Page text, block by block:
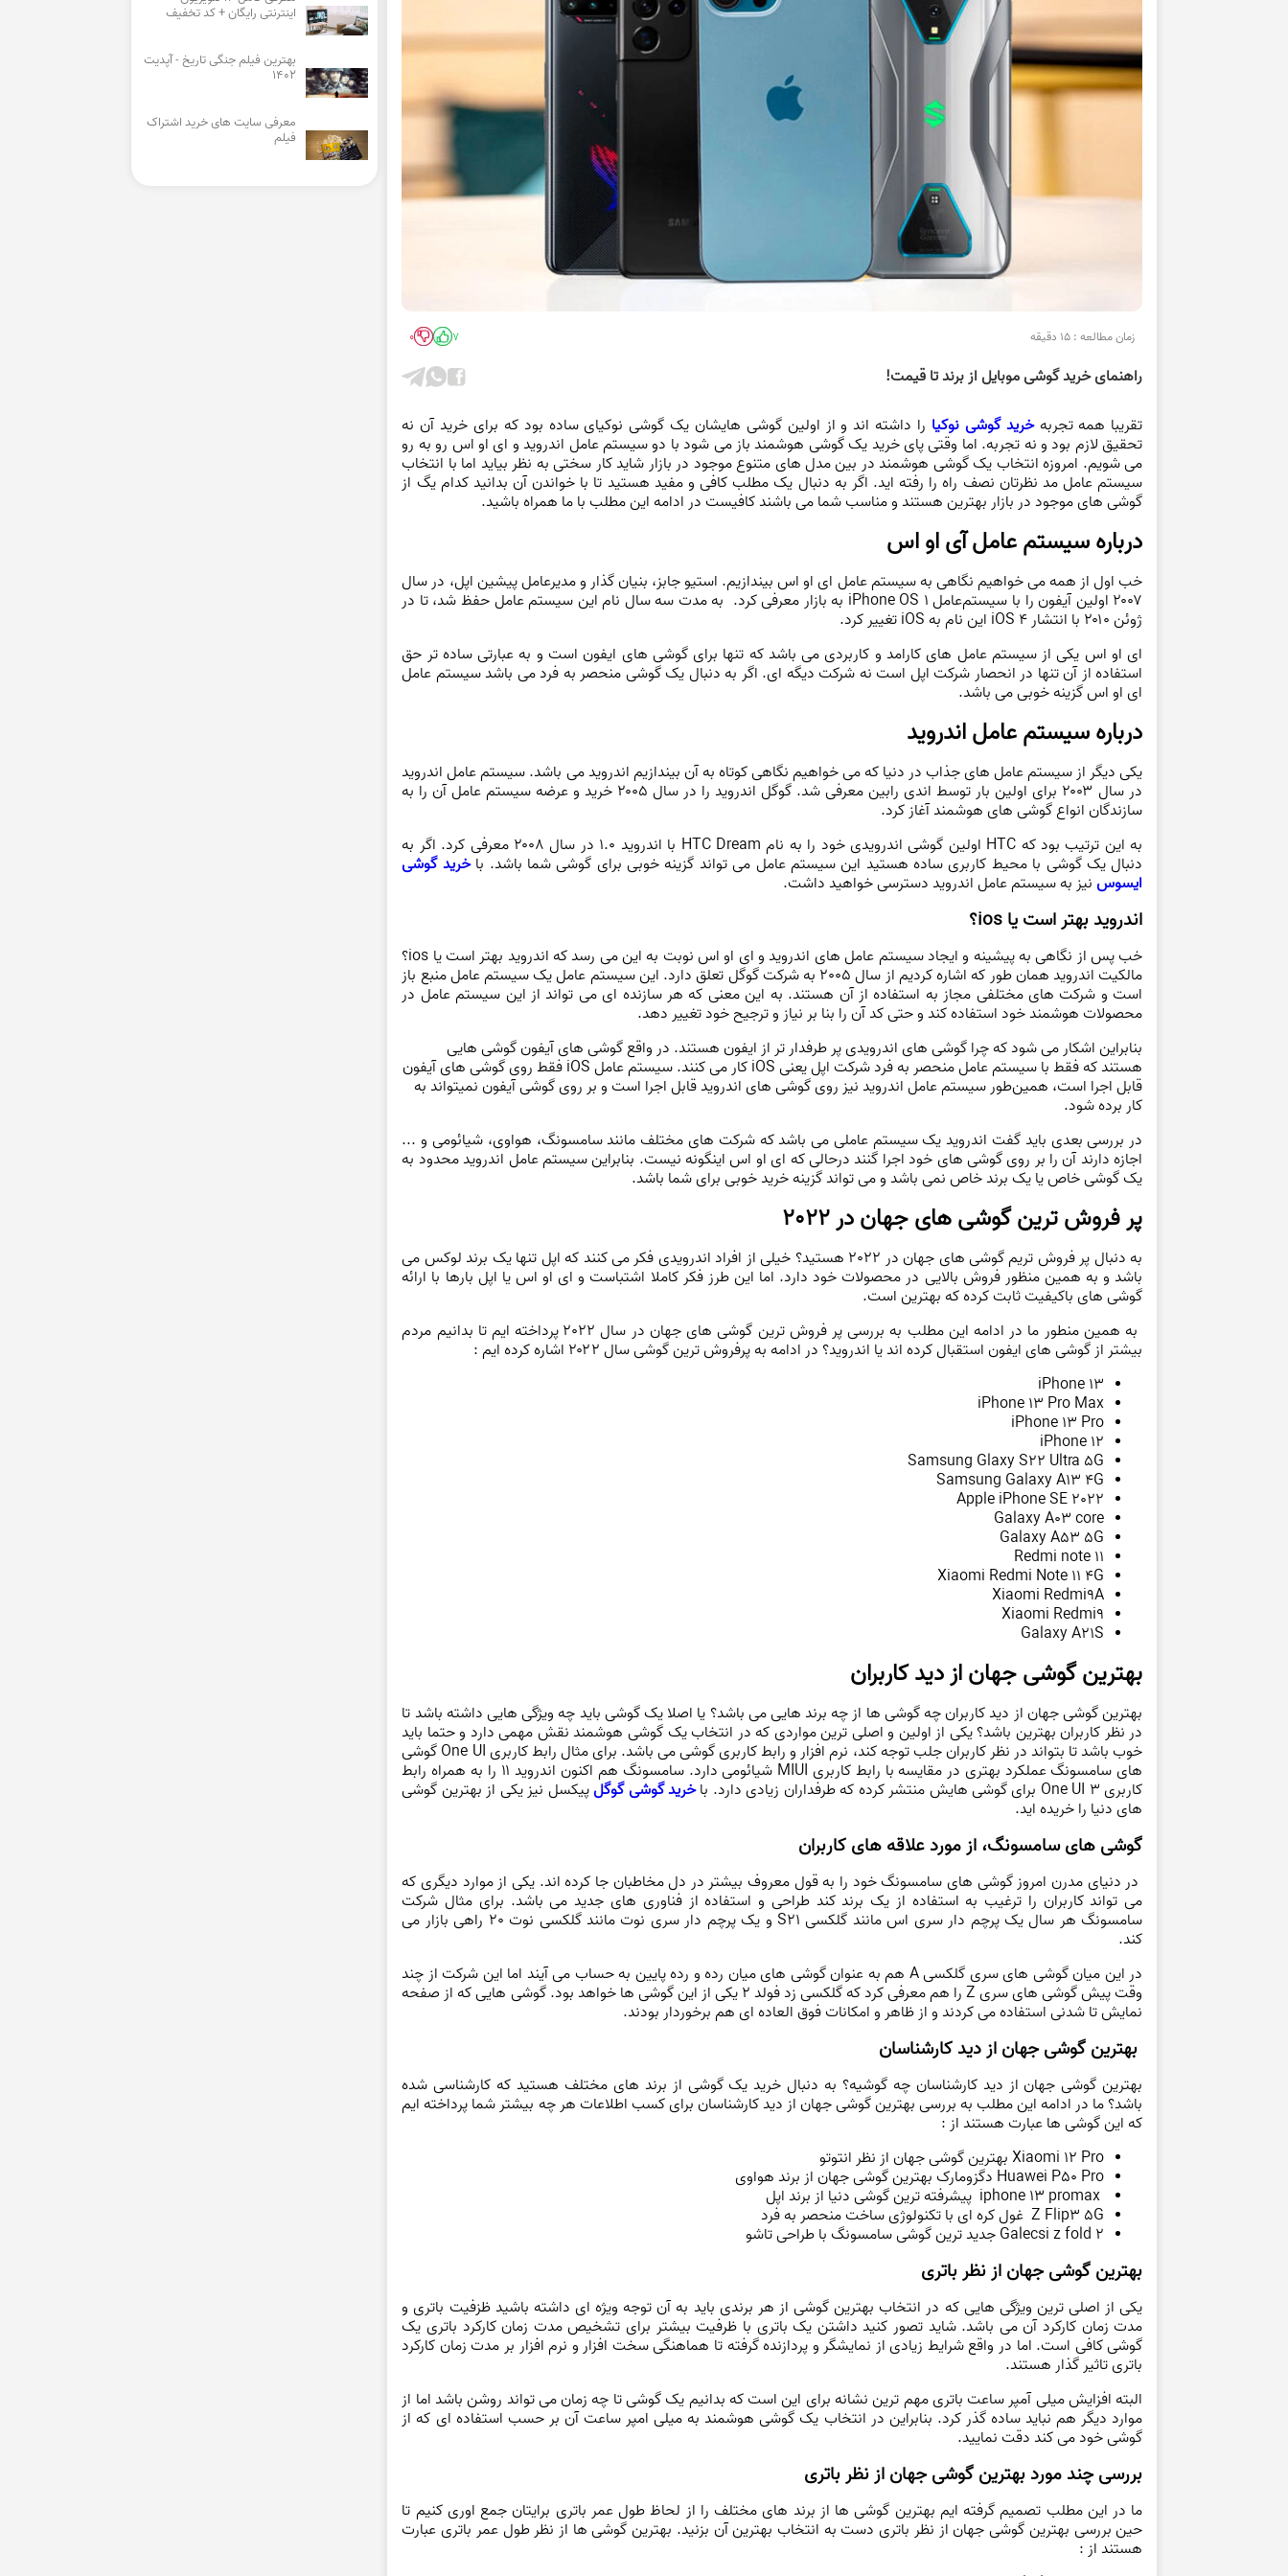
زمان مطالعه : 15 دقیقه 7
0
راهنمای خرید گوشی موبایل از برند تا قیمت!
تقریبا همه تجربهخرید گوشی نوکیا را داشته اند و از اولین گوشی هایشان یک گوشی نوکیای ساده بود که برای خرید آن نه
تحقیق لازم بود و نه تجربه. اما وقتی پای خرید یک گوشی هوشمند باز می شود با دو سیستم عامل اندروید و ای او اس رو به رو
می شویم. امروزه انتخاب یک گوشی هوشمند در بین مدل های متنوع موجود در بازار شاید کار سختی به نظر بیاید اما با انتخاب
سیستم عامل مد نظرتان نصف راه را رفته اید. اگر به دنبال یک مطلب کافی و مفید هستید تا با خواندن آن بدانید کدام یگ از
گوشی های موجود در بازار بهترین هستند و مناسب شما می باشند کافیست در ادامه این مطلب با ما همراه باشید.
درباره سیستم عامل آی او اس
خب اول از همه می خواهیم نگاهی به سیستم عامل ای او اس بیندازیم. استیو جابز، بنیان‌ گذار و مدیرعامل پیشین اپل، در سال
۲۰۰۷ اولین آیفون را با سیستم‌عامل iPhone OS 1 به بازار معرفی کرد. به مدت سه سال نام این سیستم‌ عامل حفظ شد، تا در
ژوئن ۲۰۱۰ با انتشار iOS 4 این نام به iOS تغییر کرد.
ای او اس یکی از سیستم عامل های کارامد و کاربردی می باشد که تنها برای گوشی های ایفون است و به عبارتی ساده تر حق
استفاده از آن تنها در انحصار شرکت اپل است نه شرکت دیگه ای. اگر به دنبال یک گوشی منحصر به فرد می باشد سیستم عامل
ای او اس گزینه خوبی می باشد.
درباره سیستم عامل اندروید
یکی دیگر از سیستم عامل های جذاب در دنیا که می خواهیم نگاهی کوتاه به آن بیندازیم اندروید می باشد. سیستم ‌عامل اندروید
در سال ۲۰۰۳ برای اولین بار توسط اندی رابین معرفی شد. گوگل اندروید را در سال ۲۰۰۵ خرید و عرضه سیستم عامل آن را به
سازندگان انواع گوشی‌ های هوشمند آغاز کرد.
به این ترتیب بود که HTC اولین گوشی اندرویدی خود را به نام HTC Dream با اندروید 1.0 در سال ۲۰۰۸ معرفی کرد. اگر به
دنبال یک گوشی با محیط کاربری ساده هستید این سیستم عامل می تواند گزینه خوبی برای گوشی شما باشد. باخرید گوشی
ایسوس نیز به سیستم عامل اندروید دسترسی خواهید داشت.
اندروید بهتر است یا ios؟
خب پس از نگاهی به پیشینه و ایجاد سیستم عامل های اندروید و ای او اس نوبت به این می رسد که اندروید بهتر است یا ios؟
مالکیت اندروید همان طور که اشاره کردیم از سال 2005 به شرکت گوگل تعلق دارد. این سیستم عامل یک سیستم عامل منبع باز
است و شرکت های مختلفی مجاز به استفاده از آن هستند. به این معنی که هر سازنده ‌ای می ‌تواند از این سیستم‌ عامل در
محصولات هوشمند خود استفاده کند و حتی کد آن را بنا بر نیاز و ترجیح‌ خود تغییر دهد.
بنابراین اشکار می شود که چرا گوشی های اندرویدی پر طرفدار تر از ایفون هستند. در واقع گوشی های آیفون گوشی‌ هایی
هستند که فقط با سیستم ‌عامل منحصر به ‌فرد شرکت اپل یعنی iOS کار می‌ کنند. سیستم ‌عامل iOS فقط روی گوشی های آیفون
قابل اجرا است، همین‌طور سیستم ‌عامل اندروید نیز روی گوشی های اندروید قابل اجرا است و بر روی گوشی آیفون نمیتواند به
کار برده شود.
در بررسی بعدی باید گفت اندروید یک سیستم عاملی می باشد که شرکت های مختلف مانند سامسونگ، هواوی، شیائومی و ...
اجازه دارند آن را بر روی گوشی های خود اجرا گنند درحالی که ای او اس اینگونه نیست. بنابراین سیستم عامل اندروید محدود به
یک گوشی خاص یا یک برند خاص نمی باشد و می تواند گزینه خرید خوبی برای شما باشد.
پر فروش ترین گوشی های جهان در 2022
به دنبال پر فروش تریم گوشی های جهان در 2022 هستید؟ خیلی از افراد اندرویدی فکر می کنند که اپل تنها یک برند لوکس می
باشد و به همین منظور فروش بالایی در محصولات خود دارد. اما این طرز فکر کاملا اشتباست و ای او اس یا اپل بارها با ارائه
گوشی های باکیفیت ثابت کرده که بهترین است.
به همین منطور ما در ادامه این مطلب به بررسی پر فروش ترین گوشی های جهان در سال 2022 پرداخته ایم تا بدانیم مردم
بیشتر از گوشی های ایفون استقبال کرده اند یا اندروید؟ در ادامه به پرفروش ترین گوشی سال ۲۰۲۲ اشاره کرده ایم :
iPhone 13
iPhone 13 Pro Max
iPhone 13 Pro
iPhone 12
Samsung Glaxy S22 Ultra 5G
Samsung Galaxy A13 4G
Apple iPhone SE 2022
Galaxy A03 core
Galaxy A53 5G
Redmi note 11
Xiaomi Redmi Note 11 4G
Xiaomi Redmi9A
Xiaomi Redmi9
Galaxy A21S
بهترین گوشی جهان از دید کاربران
بهترین گوشی جهان از دید کاربران چه گوشی ها از چه برند هایی می باشد؟ یا اصلا یک گوشی باید چه ویژگی هایی داشته باشد تا
در نظر کاربران بهترین باشد؟ یکی از اولین و اصلی ترین مواردی که در انتخاب یک گوشی هوشمند نقش مهمی دارد و حتما باید
خوب باشد تا بتواند در نظر کاربران جلب توجه کند، نرم افزار و رابط کاربری گوشی می باشد. برای مثال رابط کاربری One UI گوشی
‌های سامسونگ عملکرد بهتری در مقایسه با رابط کاربری MIUI شیائومی دارد. سامسونگ هم ‌اکنون اندروید ۱۱ را به همراه رابط
کاربری One UI 3 برای گوشی‌ هایش منتشر کرده که طرفداران زیادی دارد. با
خرید گوشی گوگل پیکسل نیز یکی از بهترین گوشی
های دنیا را خریده اید.
گوشی های سامسونگ، از مورد علاقه های کاربران
در دنیای مدرن امروز گوشی های سامسونگ خود را به قول معروف بیشتر در دل مخاطبان جا کرده اند. یکی از موارد دیگری که
می تواند کاربران را ترغیب به استفاده از یک برند کند طراحی و استفاده از فناوری های جدید می باشد. برای مثال شرکت
سامسونگ هر سال یک پرچم‌ دار سری اس مانند گلکسی S21 و یک پرچم ‌دار سری نوت مانند گلکسی نوت 20 راهی بازار می‌
کند.
در این میان گوشی‌ های سری گلکسی A هم به ‌عنوان گوشی‌ های میان ‌رده و رده پایین به ‌حساب می‌ آیند اما این شرکت از چند
وقت پیش گوشی‌ های سری Z را هم معرفی کرد که گلکسی زد فولد 2 یکی از این گوشی‌ ها خواهد بود. گوشی‌ هایی که از صفحه‌
نمایش تا شدنی استفاده می ‌کردند و از ظاهر و امکانات فوق‌ العاده‌ ای هم برخوردار بودند.
بهترین گوشی جهان از دید کارشناسان
بهترین گوشی جهان از دید کارشناسان چه گوشیه؟ به دنبال خرید یک گوشی از برند های مختلف هستید که کارشناسی شده
باشد؟ ما در ادامه این مطلب به بررسی بهترین گوشی جهان از دید کارشناسان برای کسب اطلاعات هر چه بیشتر شما پرداخته ایم
که این گوشی ها عبارت هستند از :
Xiaomi 12 Pro بهترین گوشی جهان از نظر انتوتو
Huawei P50 Pro دگزومارک بهترین گوشی جهان از برند هواوی
Z Flip3 5G غول کره ‌ای با تکنولوژی ساخت منحصر به ‌فرد
Galecsi z fold 2 جدید ترین گوشی سامسونگ با طراحی تاشو
بهترین گوشی جهان از نظر باتری
یکی از اصلی ترین ویژگی هایی که در انتخاب بهترین گوشی از هر برندی باید به آن توجه ویژه ای داشته باشید ظزفیت باتری و
مدت زمان کارکرد آن می باشد. شاید تصور کنید داشتن یک باتری با ظرفیت بیشتر برای تشخیص مدت زمان کارکرد باتری یک
گوشی کافی است. اما در واقع شرایط زیادی از نمایشگر و پردازنده گرفته تا هماهنگی سخت‌ افزار و نرم ‌افزار بر مدت زمان کارکرد
باتری تاثیر گذار هستند.
البته افزایش میلی آمپر ساعت باتری مهم ترین نشانه برای این است که بدانیم یک گوشی تا چه زمان می تواند روشن باشد اما از
موارد دیگر هم نباید ساده گذر کرد. بنابراین در انتخاب یک گوشی هوشمند به میلی امپر ساعت آن بر حسب استفاده ای که از
گوشی خود می کند دقت نمایید.
بررسی چند مورد بهترین گوشی جهان از نظر باتری
ما در این مطلب تصمیم گرفته ایم بهترین گوشی ها از برند های مختلف را از لحاظ طول عمر باتری برایتان جمع اوری کنیم تا
حین بررسی بهترین گوشی جهان از نظر باتری دست به انتخاب بهترین آن بزنید. بهترین گوشی ها از نظر طول عمر باتری عبارت
هستند از :
اینترنتی رایگان + کد تخفیف
بهترین فیلم جنگی تاریخ - آپدیت
1402
معرفی سایت های خرید اشتراک
فیلم